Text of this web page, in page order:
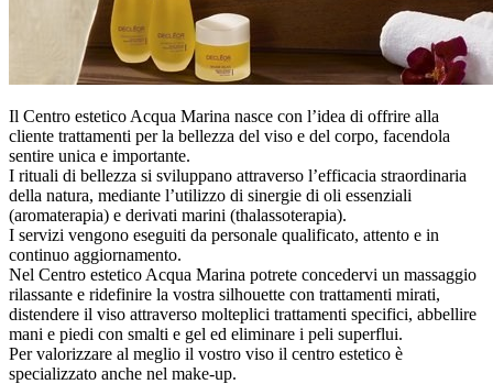
Il Centro estetico Acqua Marina nasce con l’idea di offrire alla
cliente trattamenti per la bellezza del viso e del corpo, facendola
sentire unica e importante.
I rituali di bellezza si sviluppano attraverso l’efficacia straordinaria
della natura, mediante l’utilizzo di sinergie di oli essenziali
(aromaterapia) e derivati marini (thalassoterapia).
I servizi vengono eseguiti da personale qualificato, attento e in
continuo aggiornamento.
Nel Centro estetico Acqua Marina potrete concedervi un massaggio
rilassante e ridefinire la vostra silhouette con trattamenti mirati,
distendere il viso attraverso molteplici trattamenti specifici, abbellire
mani e piedi con smalti e gel ed eliminare i peli superflui.
Per valorizzare al meglio il vostro viso il centro estetico è
specializzato anche nel make-up.